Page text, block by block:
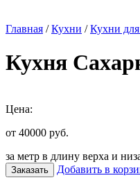
Главная /Кухни /Кухни для
Кухня
Цена:
от 40000 руб.
за метр в длину верха и
Заказать Добавить в